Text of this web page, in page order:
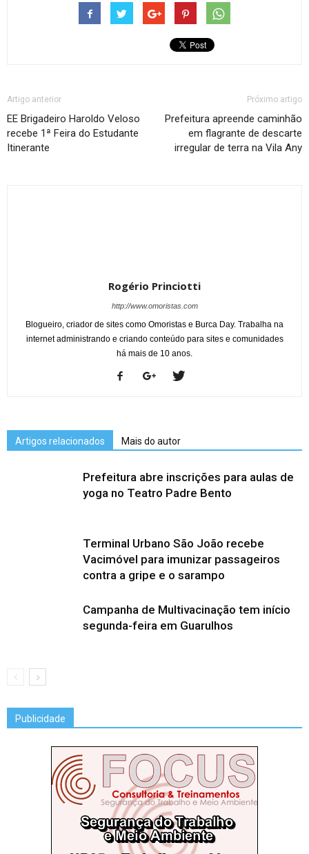
Artigo anterior
EE Brigadeiro Haroldo Veloso
recebe 1ª Feira do Estudante
Itinerante
Próximo artigo
Prefeitura apreende caminhão
em flagrante de descarte
irregular de terra na Vila Any
Rogério Princiotti
http://www.omoristas.com
Blogueiro, criador de sites como Omoristas e Burca Day. Trabalha na
internet administrando e criando conteúdo para sites e comunidades
há mais de 10 anos.
Artigos relacionados Mais do autor
Prefeitura abre inscrições para aulas de
yoga no Teatro Padre Bento
Terminal Urbano São João recebe
Vacimóvel para imunizar passageiros
contra a gripe e o sarampo
Campanha de Multivacinação tem início
segunda-feira em Guarulhos
Publicidade